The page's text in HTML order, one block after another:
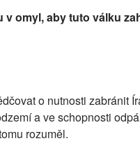
v omyl, aby tuto válku
o nutnosti zabránit
a ve schopnosti
rozuměl.